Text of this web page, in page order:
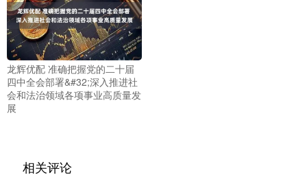
龙辉优配 准确把握党的二十届
四中全会部署&#32;深入推进社
会和法治领域各项事业高质量发
展
相关评论